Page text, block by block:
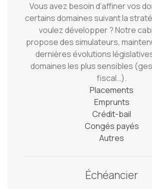
Vous avez besoin d’affiner vos
certains domaines suivant la
voulez développer ? Notre
propose des simulateurs,
dernières évolutions
domaines les plus sensibles
fiscal…).
Placements
Emprunts
Crédit-bail
Congés payés
Autres
Échéancier